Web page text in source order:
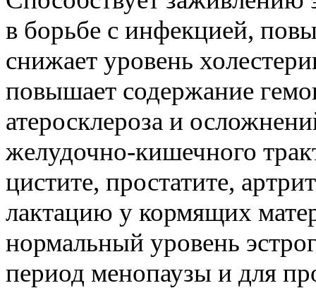
в борьбе с инфекцией,
снижает уровень
повышает содержание
атеросклероза и
желудочно-кишечного
цистите, простатите,
лактацию у кормящих
нормальный уровень
период менопаузы и для